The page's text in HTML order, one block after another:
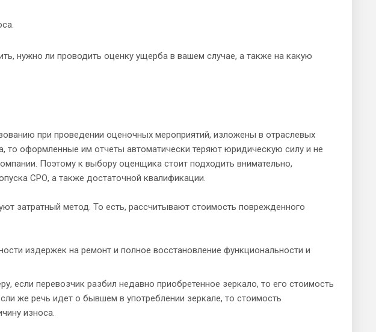
нужно ли проводить оценку ущерба в вашем случае, а также на какую
при проведении оценочных мероприятий, изложены в отраслевых
то оформленные им отчеты автоматически теряют юридическую силу и не
Поэтому к выбору оценщика стоит подходить внимательно,
СРО, а также достаточной квалификации.
затратный метод. То есть, рассчитывают стоимость поврежденного
издержек на ремонт и полное восстановление функциональности и
если перевозчик разбил недавно приобретенное зеркало, то его стоимость
же речь идет о бывшем в употреблении зеркале, то стоимость
износа.